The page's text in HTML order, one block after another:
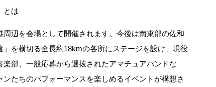
とは
辺を会場として開催されます。今後は南東部の佐和
を横切る全長約18kmの各所にステージを設け、現役
部、一般応募から選抜されたアマチュアバンドな
たちのパフォーマンスを楽しめるイベントが構想さ